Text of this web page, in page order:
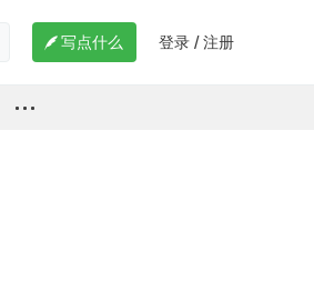
 写点什么 登录 / 注册